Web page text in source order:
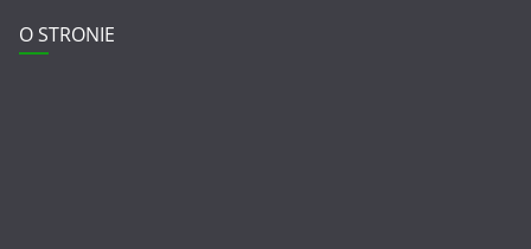
O STRONIE